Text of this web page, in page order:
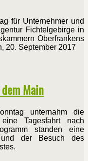
für Unternehmer und
Fichtelgebirge in
Oberfrankens
20. September 2017
Main
unternahm die
eine Tagesfahrt nach
standen eine
der Besuch des